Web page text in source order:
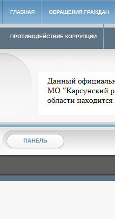
ГЛАВНАЯ ОБРАЩЕНИЯ ГРАЖДАН
ПРОТИВОДЕЙСТВИЕ КОРРУПЦИИ
Архивный сайт
ПАНЕЛЬ